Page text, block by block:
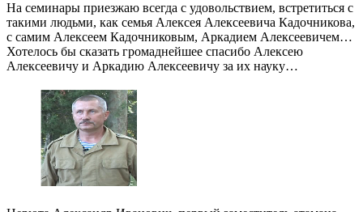
На семинары приезжаю всегда с удовольствием, встретиться с
такими людьми, как семья Алексея Алексеевича Кадочникова,
с самим Алексеем Кадочниковым, Аркадием Алексеевичем…
Хотелось бы сказать громаднейшее спасибо Алексею
Алексеевичу и Аркадию Алексеевичу за их науку…